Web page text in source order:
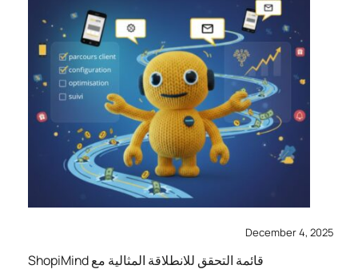
December 4, 2025
قائمة التحقق للانطلاقة المثالية مع ShopiMind